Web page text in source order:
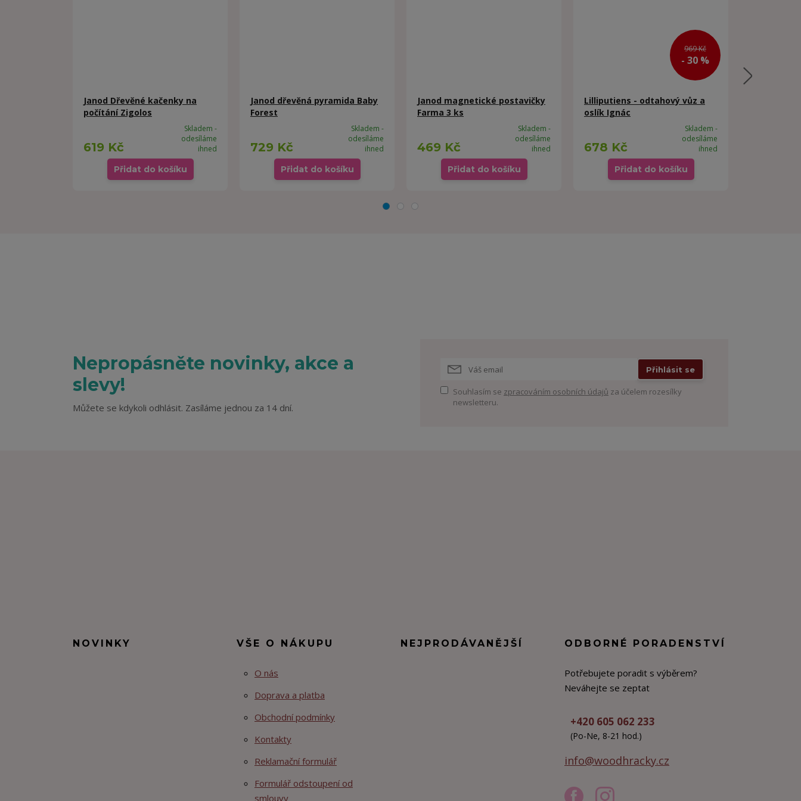
Janod Dřevěné kačenky na
počítání Zigolos
619 Kč
Skladem -
odesíláme
ihned
Přidat do košíku
Janod dřevěná pyramida Baby
Forest
729 Kč
Skladem -
odesíláme
ihned
Přidat do košíku
Janod magnetické postavičky
Farma 3 ks
469 Kč
Skladem -
odesíláme
ihned
Přidat do košíku
969 Kč
- 30 %
Lilliputiens - odtahový vůz a
oslík Ignác
678 Kč
Skladem -
odesíláme
ihned
Přidat do košíku
Nepropásněte novinky, akce a
slevy!
Můžete se kdykoli odhlásit. Zasíláme jednou za 14 dní.
Přihlásit se
Souhlasím se zpracováním osobních údajů za účelem rozesílky
newsletteru.
NOVINKY VŠE O NÁKUPU
O nás
Doprava a platba
Obchodní podmínky
Kontakty
Reklamační formulář
Formulář odstoupení od
smlouvy
NEJPRODÁVANĚJŠÍ ODBORNÉ PORADENSTVÍ
Potřebujete poradit s výběrem?
Neváhejte se zeptat
+420 605 062 233
(Po-Ne, 8-21 hod.)
info@woodhracky.cz